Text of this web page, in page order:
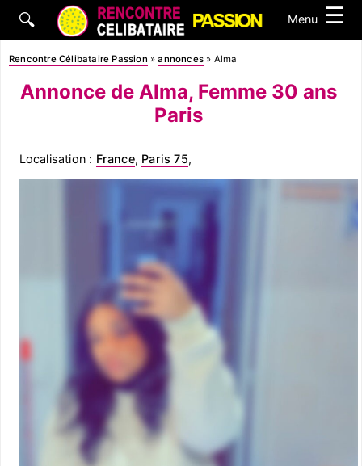
🔍 Menu ☰
Rencontre Célibataire Passion »annonces » Alma
Annonce de Alma, Femme 30 ans
Paris
Localisation : France, Paris 75,